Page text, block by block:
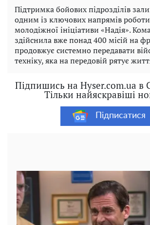
Підтримка бойових підрозділів
одним із ключових напрямів
молодіжної ініціативи «Надія».
здійснила вже понад 400 місій на
продовжує системно передавати
техніку, яка на передовій рятує
Підпишись на Hyser.com.ua в
Тільки найяскравіші
Підписатися